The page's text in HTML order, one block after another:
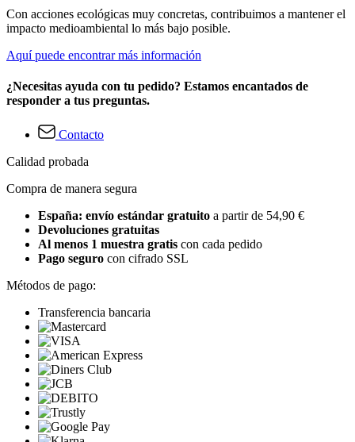
Con acciones ecológicas muy concretas, contribuimos a mantener el
impacto medioambiental lo más bajo posible.
Aquí puede encontrar más información
¿Necesitas ayuda con tu pedido? Estamos encantados de
responder a tus preguntas.
Contacto
Calidad probada
Compra de manera segura
España: envío estándar gratuito a partir de 54,90 €
Devoluciones gratuitas
Al menos 1 muestra gratis con cada pedido
Pago seguro con cifrado SSL
Métodos de pago:
Transferencia bancaria